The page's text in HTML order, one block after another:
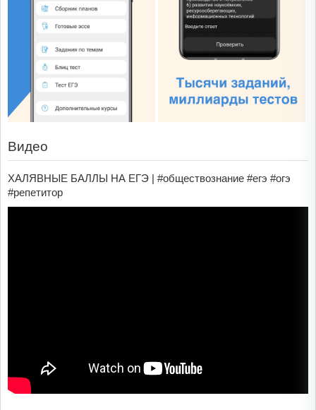
Видео
ХАЛЯВНЫЕ БАЛЛЫ НА ЕГЭ | #обществознание #егэ #огэ
#репетитор